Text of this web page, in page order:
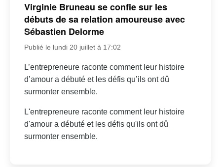
Virginie Bruneau se confie sur les
débuts de sa relation amoureuse avec
Sébastien Delorme
Publié le lundi 20 juillet à 17:02
L’entrepreneure raconte comment leur histoire
d’amour a débuté et les défis qu’ils ont dû
surmonter ensemble.
L'entrepreneure raconte comment leur histoire
d'amour a débuté et les défis qu'ils ont dû
surmonter ensemble.